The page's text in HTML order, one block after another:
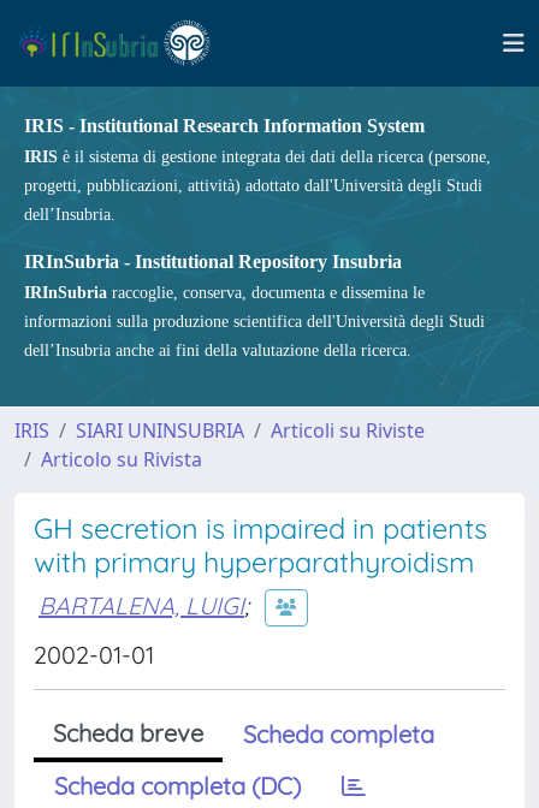
IRIS - Institutional Research Information System
IRIS è il sistema di gestione integrata dei dati della ricerca (persone,
progetti, pubblicazioni, attività) adottato dall'Università degli Studi
dell’Insubria.
IRInSubria - Institutional Repository Insubria
IRInSubria raccoglie, conserva, documenta e dissemina le
informazioni sulla produzione scientifica dell'Università degli Studi
dell’Insubria anche ai fini della valutazione della ricerca.
IRIS SIARI UNINSUBRIA
Articoli su Riviste
Articolo su Rivista
GH secretion is impaired in patients
with primary hyperparathyroidism
BARTALENA, LUIGI;
2002-01-01
Scheda breve
Scheda completa
Scheda completa (DC)